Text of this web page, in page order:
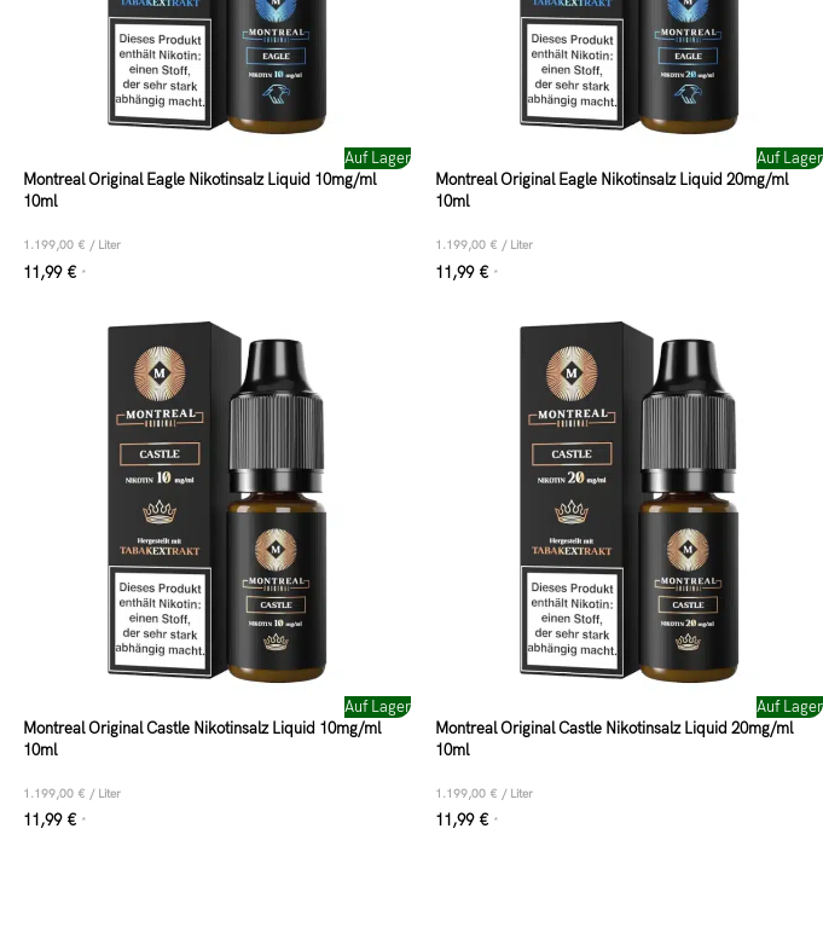
Auf Lager
Montreal Original Eagle Nikotinsalz Liquid 10mg/ml
10ml
1.199,00 € / Liter
11,99 € *
Auf Lager
Montreal Original Eagle Nikotinsalz Liquid 20mg/ml
10ml
1.199,00 € / Liter
11,99 € *
Auf Lager
Montreal Original Castle Nikotinsalz Liquid 10mg/ml
10ml
1.199,00 € / Liter
11,99 € *
Auf Lager
Montreal Original Castle Nikotinsalz Liquid 20mg/ml
10ml
1.199,00 € / Liter
11,99 € *